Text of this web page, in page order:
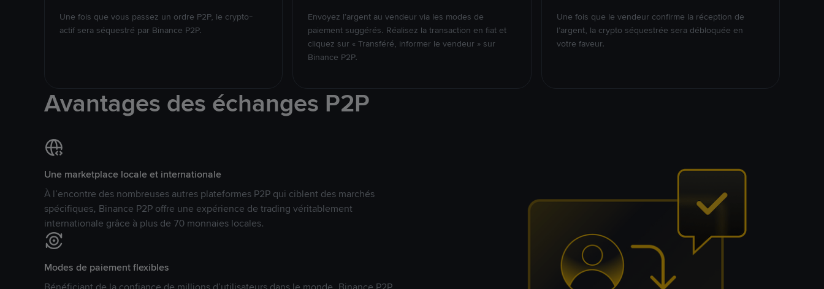
Une fois que vous passez un ordre P2P, le crypto-
actif sera séquestré par Binance P2P.
Envoyez l’argent au vendeur via les modes de
paiement suggérés. Réalisez la transaction en fiat et
cliquez sur « Transféré, informer le vendeur » sur
Binance P2P.
Une fois que le vendeur confirme la réception de
l’argent, la crypto séquestrée sera débloquée en
votre faveur.
Avantages des échanges P2P
Une marketplace locale et internationale
À l’encontre des nombreuses autres plateformes P2P qui ciblent des marchés
spécifiques, Binance P2P offre une expérience de trading véritablement
internationale grâce à plus de 70 monnaies locales.
Modes de paiement flexibles